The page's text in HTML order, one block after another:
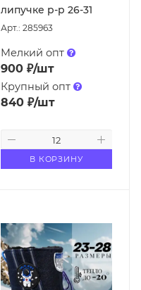
липучке р-р 26-31
Арт.: 285963
Мелкий опт
900₽/шт
Крупный опт
840₽/шт
В КОРЗИНУ